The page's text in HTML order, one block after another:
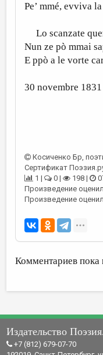
Pe’ mmé, evviva
Lo scanzate
Nun ze pò mmai
E ppò a le vorte
30 novembre 1831
Косиченко Бр,
Сертификат
1 |
0 | 198 |
Произведение
Произведение
Комментариев пока
Издательство
+7 (812) 679-07-70